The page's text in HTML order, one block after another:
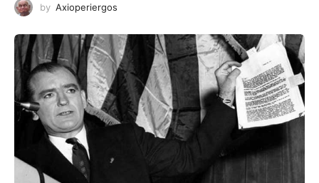
by Axioperiergos